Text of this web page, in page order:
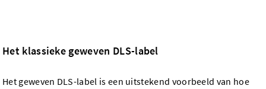
Het klassieke geweven DLS-label
Het geweven DLS-label is een uitstekend voorbeeld van hoe